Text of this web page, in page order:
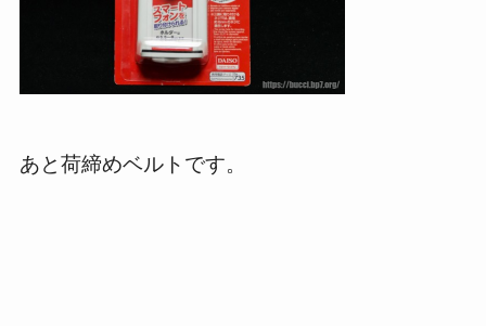
あと荷締めベルトです。